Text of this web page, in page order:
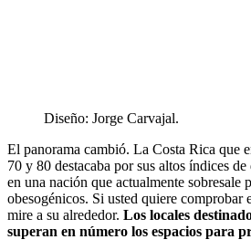
Diseño: Jorge Carvajal.
El panorama cambió. La Costa Rica que
70 y 80 destacaba por sus altos índices
en una nación que actualmente sobresale
obesogénicos. Si usted quiere comprobar
mire a su alrededor. Los locales
superan en número los espacios para